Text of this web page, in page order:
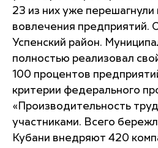
23 из них уже
вовлечения предприятий.
Успенский район.
полностью реализовал
100 процентов
критерии федерального
«Производительность
участниками. Всего
Кубани внедряют 420